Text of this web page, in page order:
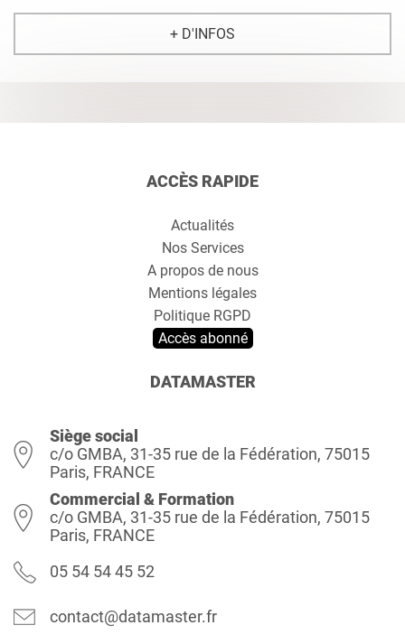
+ D'INFOS
ACCÈS RAPIDE
Actualités
Nos Services
A propos de nous
Mentions légales
Politique RGPD
Accès abonné
DATAMASTER
Siège social
c/o GMBA, 31-35 rue de la Fédération, 75015
Paris, FRANCE
Commercial & Formation
c/o GMBA, 31-35 rue de la Fédération, 75015
Paris, FRANCE
05 54 54 45 52
contact@datamaster.fr